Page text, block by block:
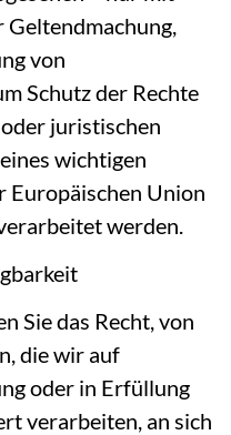
von
Schutz der Rechte
juristischen
wichtigen
Europäischen Union
werden.
Sie das Recht, von
die wir auf
oder in Erfüllung
verarbeiten, an sich